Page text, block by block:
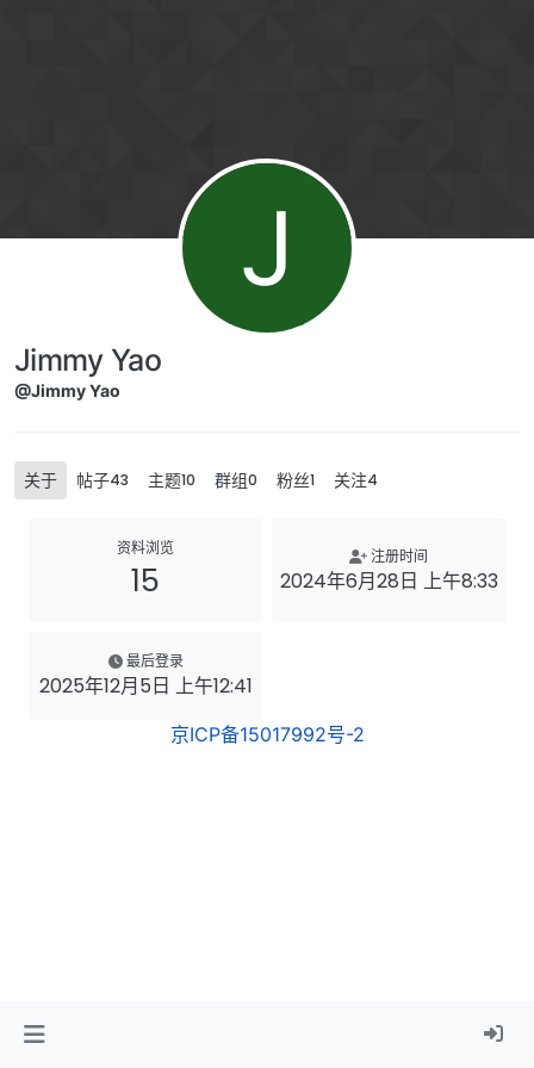
J
Jimmy Yao
@Jimmy Yao
关于 帖子43 主题10 群组0 粉丝1 关注4
资料浏览
15
注册时间
2024年6月28日 上午8:33
最后登录
2025年12月5日 上午12:41
京ICP备15017992号-2